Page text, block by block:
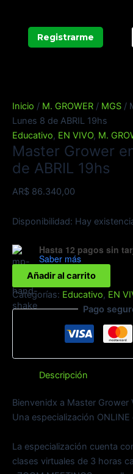
Registrarme
Inicio / M. GROWER / MGS /
Lunes 8 de ABRIL 19hs
Educativo, EN VIVO, M.
Master Grower
de ABRIL 19hs
AR$ 86.340,00
Disponibilidad: Hay
Hasta 12 pagos sin
Saber más
Añadir al carrito
Categorías: Educativo, EN
Pago
Descripción
Bienvenidx a Master Grower
Una especialización
La especialización cuenta
clases virtuales de 3 horas